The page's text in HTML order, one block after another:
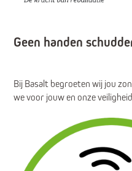
Geen handen
Bij Basalt begroeten wij jou
we voor jouw en onze